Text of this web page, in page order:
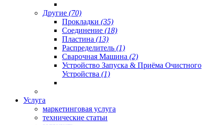
Другие (70)
Прокладки (35)
Соединение (18)
Пластина (13)
Распределитель (1)
Сварочная Машина (2)
Устройство Запуска & Приёма Очистного
Устройства (1)
Услуга
маркетинговая услуга
технические статьи